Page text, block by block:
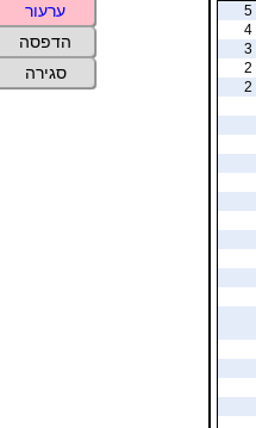
5
4
3
2
2
ערעור
הדפסה
סגירה